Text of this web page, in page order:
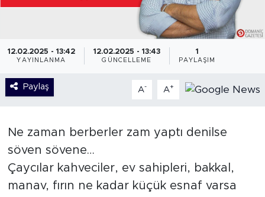
12.02.2025 - 13:42
YAYINLANMA
12.02.2025 - 13:43
GÜNCELLEME
1
PAYLAŞIM
Paylaş A- A+
Ne zaman berberler zam yaptı denilse
söven sövene…
Çaycılar kahveciler, ev sahipleri, bakkal,
manav, fırın ne kadar küçük esnaf varsa